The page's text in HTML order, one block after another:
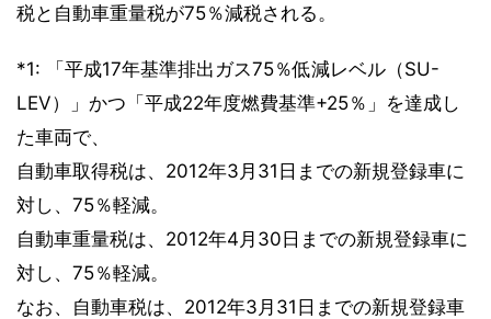
税と自動車重量税が75％減税される。
*1: 「平成17年基準排出ガス75％低減レベル（SU-
LEV）」かつ「平成22年度燃費基準+25％」を達成し
た車両で、
自動車取得税は、2012年3月31日までの新規登録車に
対し、75％軽減。
自動車重量税は、2012年4月30日までの新規登録車に
対し、75％軽減。
なお、自動車税は、2012年3月31日までの新規登録車